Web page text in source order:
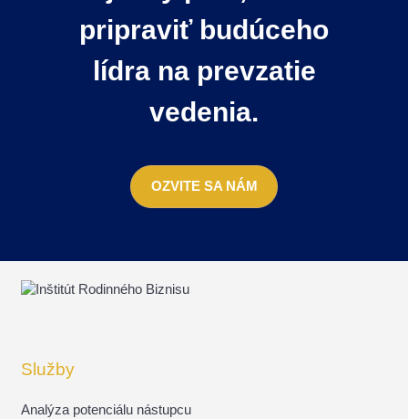
pripraviť budúceho
lídra na prevzatie
vedenia.
OZVITE SA NÁM
Služby
Analýza potenciálu nástupcu